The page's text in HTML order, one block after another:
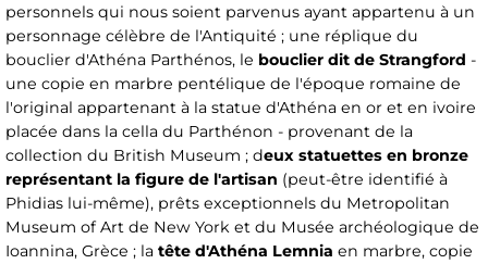
personnels qui nous soient parvenus ayant appartenu à un
personnage célèbre de l'Antiquité ; une réplique du
bouclier d'Athéna Parthénos, le bouclier dit de Strangford -
une copie en marbre pentélique de l'époque romaine de
l'original appartenant à la statue d'Athéna en or et en ivoire
placée dans la cella du Parthénon - provenant de la
collection du British Museum ; deux statuettes en bronze
représentant la figure de l'artisan (peut-être identifié à
Phidias lui-même), prêts exceptionnels du Metropolitan
Museum of Art de New York et du Musée archéologique de
Ioannina, Grèce ; la tête d'Athéna Lemnia en marbre, copie